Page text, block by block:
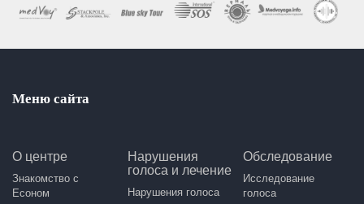
Меню сайта
О центре
Знакомство с
Есоном
Нарушения
голоса и лечение
Нарушения голоса
Обследование
Исследование
голоса